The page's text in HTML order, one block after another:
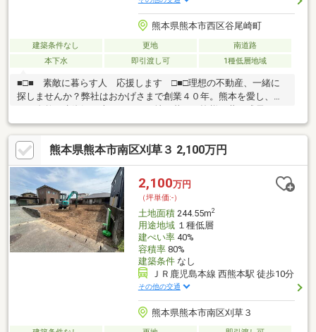
熊本県熊本市西区谷尾崎町
建築条件なし 更地
南道路
本下水
即引渡し可 1種低層地域
■□■ 素敵に暮らす人 応援します □■□理想の不動産、一緒に
探しませんか？弊社はおかげさまで創業４０年。熊本を愛し、豊
かな自然と水資源に恵まれたこの地で暮らす皆様と共に成長して
いきたい。そんな思いを胸に日々努めております。物件購入から
資金計画、住宅ローン手続きなどワンストップでサポート致しま
す。お客様が抱えるお悩みや相談事など、まずはお気軽にお問い
合わせ下さい。お問い合わせダイヤル ：096-375-5588
熊本県熊本市南区刈草３ 2,100万円
2,100万円
（坪単価:-）
土地面積244.55m2
用途地域１種低層
建ぺい率40%
容積率80%
建築条件なし
ＪＲ鹿児島本線 西熊本駅 徒歩10分
その他の交通
熊本県熊本市南区刈草３